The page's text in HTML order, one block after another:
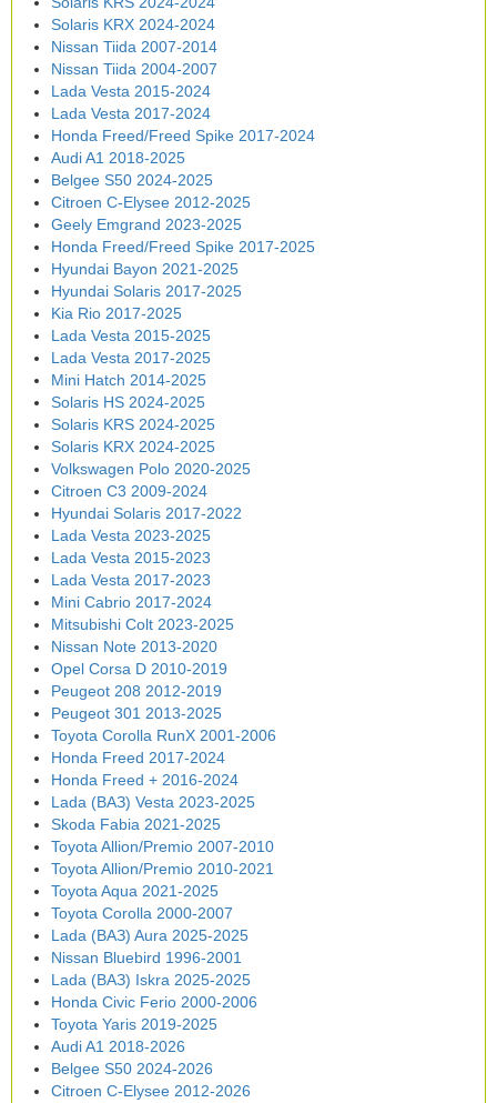
Solaris KRX 2024-2024
Nissan Tiida 2007-2014
Nissan Tiida 2004-2007
Lada Vesta 2015-2024
Lada Vesta 2017-2024
Honda Freed/Freed Spike 2017-2024
Audi A1 2018-2025
Belgee S50 2024-2025
Citroen C-Elysee 2012-2025
Geely Emgrand 2023-2025
Honda Freed/Freed Spike 2017-2025
Hyundai Bayon 2021-2025
Hyundai Solaris 2017-2025
Kia Rio 2017-2025
Lada Vesta 2015-2025
Lada Vesta 2017-2025
Mini Hatch 2014-2025
Solaris HS 2024-2025
Solaris KRS 2024-2025
Solaris KRX 2024-2025
Volkswagen Polo 2020-2025
Citroen C3 2009-2024
Hyundai Solaris 2017-2022
Lada Vesta 2023-2025
Lada Vesta 2015-2023
Lada Vesta 2017-2023
Mini Cabrio 2017-2024
Mitsubishi Colt 2023-2025
Nissan Note 2013-2020
Opel Corsa D 2010-2019
Peugeot 208 2012-2019
Peugeot 301 2013-2025
Toyota Corolla RunX 2001-2006
Honda Freed 2017-2024
Honda Freed + 2016-2024
Lada (ВАЗ) Vesta 2023-2025
Skoda Fabia 2021-2025
Toyota Allion/Premio 2007-2010
Toyota Allion/Premio 2010-2021
Toyota Aqua 2021-2025
Toyota Corolla 2000-2007
Lada (ВАЗ) Aura 2025-2025
Nissan Bluebird 1996-2001
Lada (ВАЗ) Iskra 2025-2025
Honda Civic Ferio 2000-2006
Toyota Yaris 2019-2025
Audi A1 2018-2026
Belgee S50 2024-2026
Citroen C-Elysee 2012-2026